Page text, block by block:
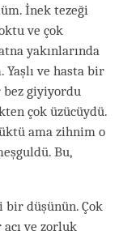
İnek tezeği
ve çok
yakınlarında
Yaşlı ve hasta bir
giyiyordu
çok üzücüydü.
ama zihnim o
Bu,
bir düşünün. Çok
ve zorluk